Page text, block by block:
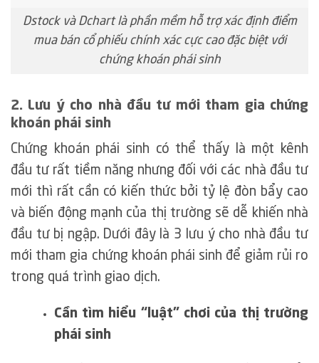
Dstock và Dchart là phần mềm hỗ trợ xác định điểm
mua bán cổ phiếu chính xác cực cao đặc biệt với
chứng khoán phái sinh
2. Lưu ý cho nhà đầu tư mới tham gia chứng
khoán phái sinh
Chứng khoán phái sinh có thể thấy là một kênh
đầu tư rất tiềm năng nhưng đối với các nhà đầu tư
mới thì rất cần có kiến thức bởi tỷ lệ đòn bẩy cao
và biến động mạnh của thị trường sẽ dễ khiến nhà
đầu tư bị ngập. Dưới đây là 3 lưu ý cho nhà đầu tư
mới tham gia chứng khoán phái sinh để giảm rủi ro
trong quá trình giao dịch.
Cần tìm hiểu “luật” chơi của thị trường
phái sinh